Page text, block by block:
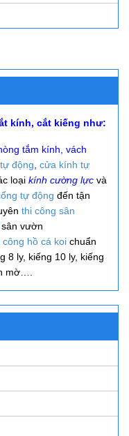
kính, cắt kiếng như:
tắm kính, vách
động, cửa kính tự
loại kính cường lực và
tự động đến tận
thi công sân
sân vườn
công hồ cá koi chuẩn
8 ly, kiếng 10 ly, kiếng
mờ….